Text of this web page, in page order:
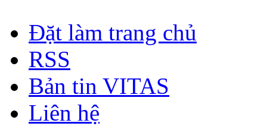
Đặt làm trang chủ
RSS
Bản tin VITAS
Liên hệ